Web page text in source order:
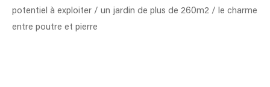
potentiel à exploiter / un jardin de plus de 260m2 / le charme
entre poutre et pierre